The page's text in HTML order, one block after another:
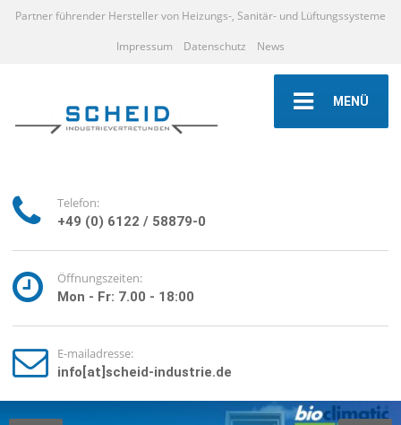
Partner führender Hersteller von Heizungs-, Sanitär- und Lüftungssysteme
Impressum
Datenschutz News
MENÜ
Telefon:
+49 (0) 6122 / 58879-0
Öffnungszeiten:
Mon - Fr: 7.00 - 18:00
E-mailadresse:
info[at]scheid-industrie.de